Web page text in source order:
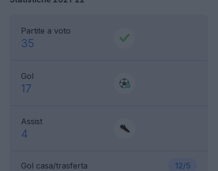
Partite a voto
35
Gol
17
Assist
4
Gol casa/trasferta 12/5